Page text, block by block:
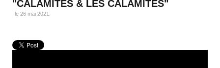
"CALAMITES & LES CALAMITÉS"
le 26 mai 2021